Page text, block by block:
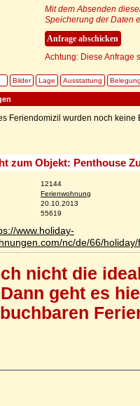
Mit dem Absenden
Speicherung der Daten
Achtung: Diese Anfrage
Bilder Lage Ausstattung
Feriendomizil wurden noch
zum Objekt: Penthouse
12144
Ferienwohnung
20.10.2013
55619
www.holiday-
nc/de/66/
nicht die
Dann geht es
buchbaren